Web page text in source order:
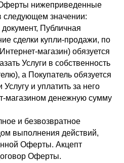
нижеприведенные
следующем значении:
Публичная
сделки купли-продажи, по
магазин) обязуется
Услуги в собственность
а Покупатель обязуется
и уплатить за него
магазином денежную сумму
и безвозвратное
выполнения действий,
Оферты. Акцепт
Оферты.